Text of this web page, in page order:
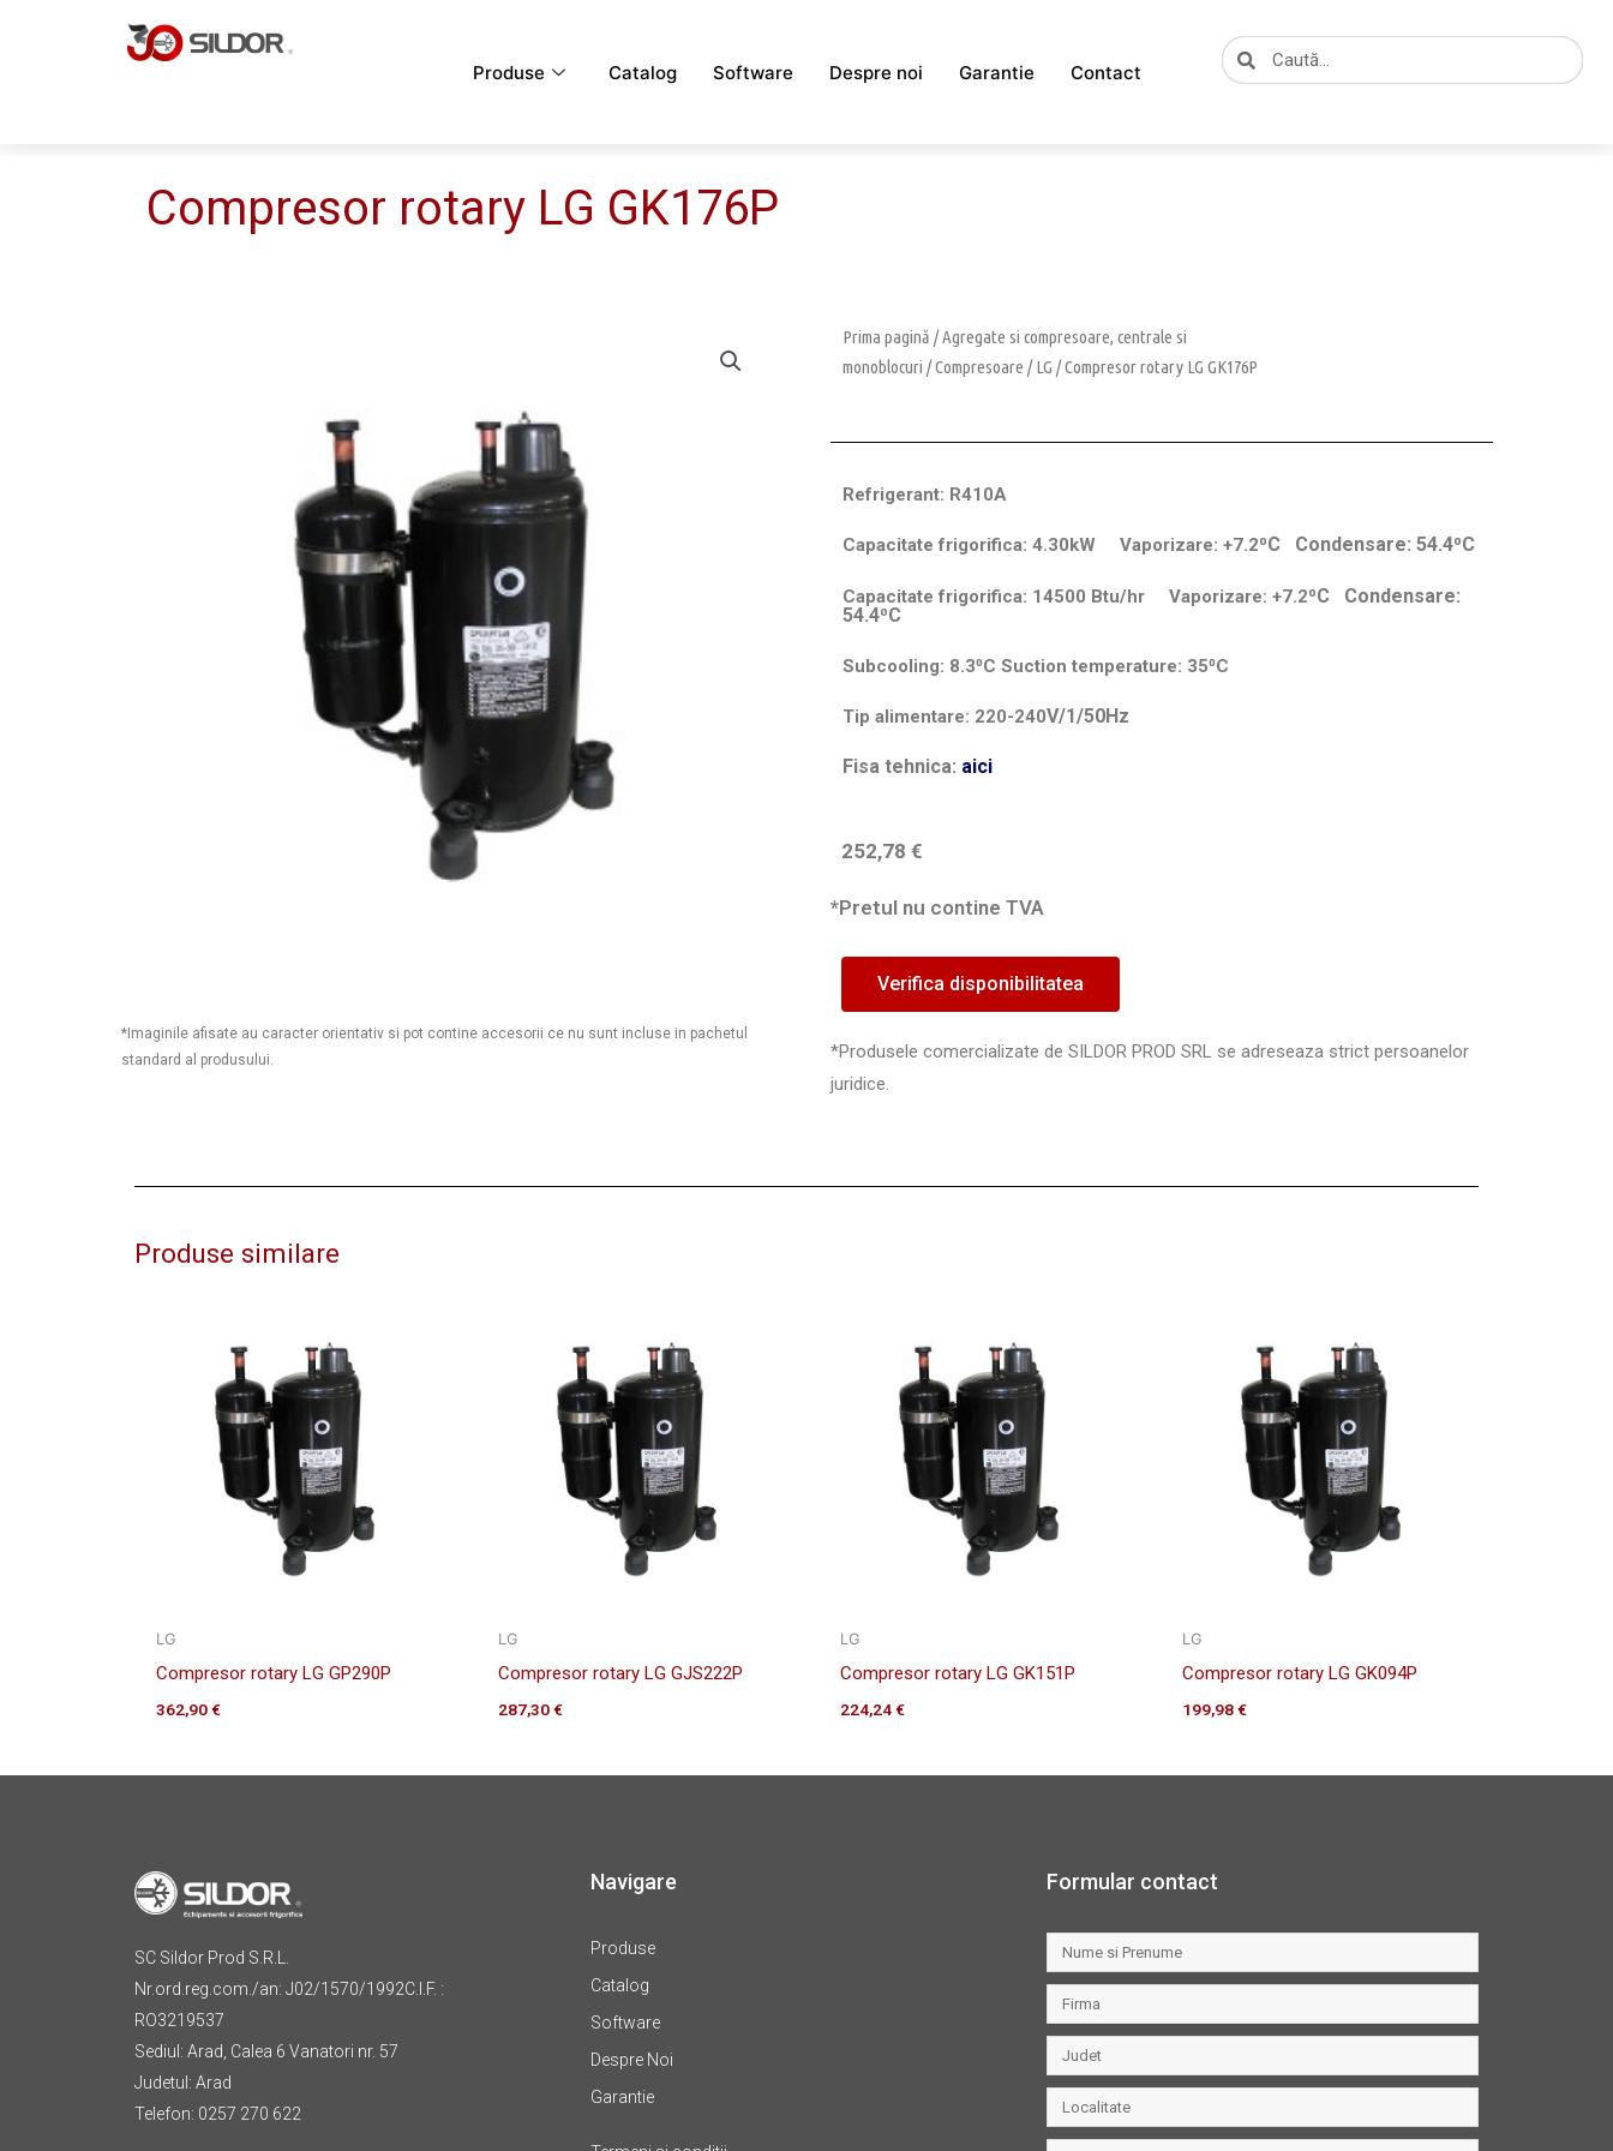
Produse Catalog Software Despre noi Garantie Contact
CautăCaută
Compresor rotary LG GK176P
*Imaginile afisate au caracter orientativ si pot contine accesorii ce nu sunt incluse in pachetul
standard al produsului.
Prima pagină /Agregate si compresoare, centrale si
monoblocuri /Compresoare /LG / Compresor rotary LG GK176P
Refrigerant: R410A
Capacitate frigorifica: 4.30kW Vaporizare: +7.2⁰C Condensare: 54.4⁰C
Capacitate frigorifica: 14500 Btu/hr Vaporizare: +7.2⁰C Condensare:
54.4⁰C
Subcooling: 8.3⁰C Suction temperature: 35⁰C
Tip alimentare: 220-240V/1/50Hz
Fisa tehnica: aici
252,78 €
*Pretul nu contine TVA
Verifica disponibilitatea
*Produsele comercializate de SILDOR PROD SRL se adreseaza strict persoanelor
juridice.
Produse similare
LG
Compresor rotary LG GP290P
362,90€
LG
Compresor rotary LG GJS222P
287,30€
LG
Compresor rotary LG GK151P
224,24€
LG
Compresor rotary LG GK094P
199,98€
SC Sildor Prod S.R.L.
Nr.ord.reg.com./an: J02/1570/1992C.I.F. :
RO3219537
Sediul: Arad, Calea 6 Vanatori nr. 57
Judetul: Arad
Telefon: 0257 270 622
Navigare
Produse
Catalog
Software
Despre Noi
Garantie
Formular contact